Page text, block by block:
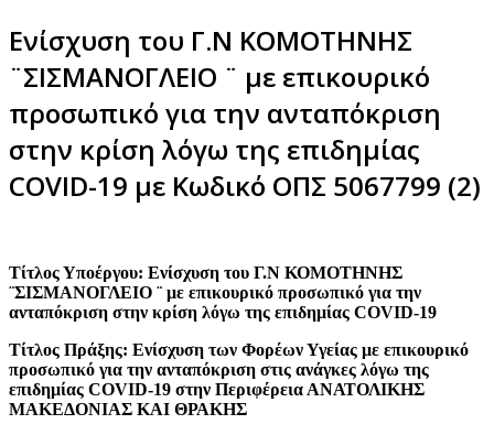
Ενίσχυση του Γ.Ν ΚΟΜΟΤΗΝΗΣ
¨ΣΙΣΜΑΝΟΓΛΕΙΟ ¨ με επικουρικό
προσωπικό για την ανταπόκριση
στην κρίση λόγω της επιδημίας
COVID-19 με Κωδικό ΟΠΣ 5067799 (2)
Τίτλος Υποέργου: Ενίσχυση του Γ.Ν ΚΟΜΟΤΗΝΗΣ
¨ΣΙΣΜΑΝΟΓΛΕΙΟ ¨ με επικουρικό προσωπικό για την
ανταπόκριση στην κρίση λόγω της επιδημίας COVID-19
Τίτλος Πράξης: Ενίσχυση των Φορέων Υγείας με επικουρικό
προσωπικό για την ανταπόκριση στις ανάγκες λόγω της
επιδημίας COVID-19 στην Περιφέρεια ΑΝΑΤΟΛΙΚΗΣ
ΜΑΚΕΔΟΝΙΑΣ ΚΑΙ ΘΡΑΚΗΣ